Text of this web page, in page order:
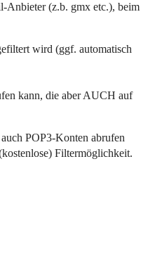
Anbieter (z.b. gmx etc.), beim
wird (ggf. automatisch
kann, die aber AUCH auf
POP3-Konten abrufen
Filtermöglichkeit.